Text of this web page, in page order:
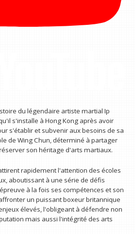
du légendaire artiste martial Ip
s'installe à Hong Kong après avoir
s'établir et subvenir aux besoins de sa
de Wing Chun, déterminé à partager
son héritage d'arts martiaux.
rapidement l'attention des écoles
aboutissant à une série de défis
à la fois ses compétences et son
un puissant boxeur britannique
élevés, l'obligeant à défendre non
mais aussi l'intégrité des arts